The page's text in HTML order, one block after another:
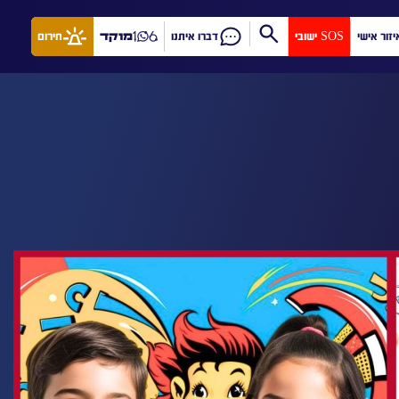
אישי SOS ישובי דברו איתנו מוקד חירום